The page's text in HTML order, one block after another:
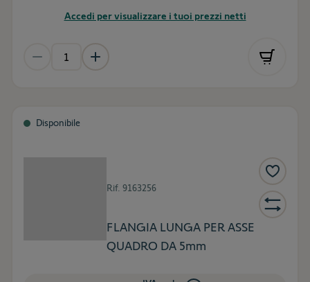
Accedi per visualizzare i tuoi prezzi netti
Disponibile
Rif. 9163256
FLANGIA LUNGA PER ASSE
QUADRO DA 5mm